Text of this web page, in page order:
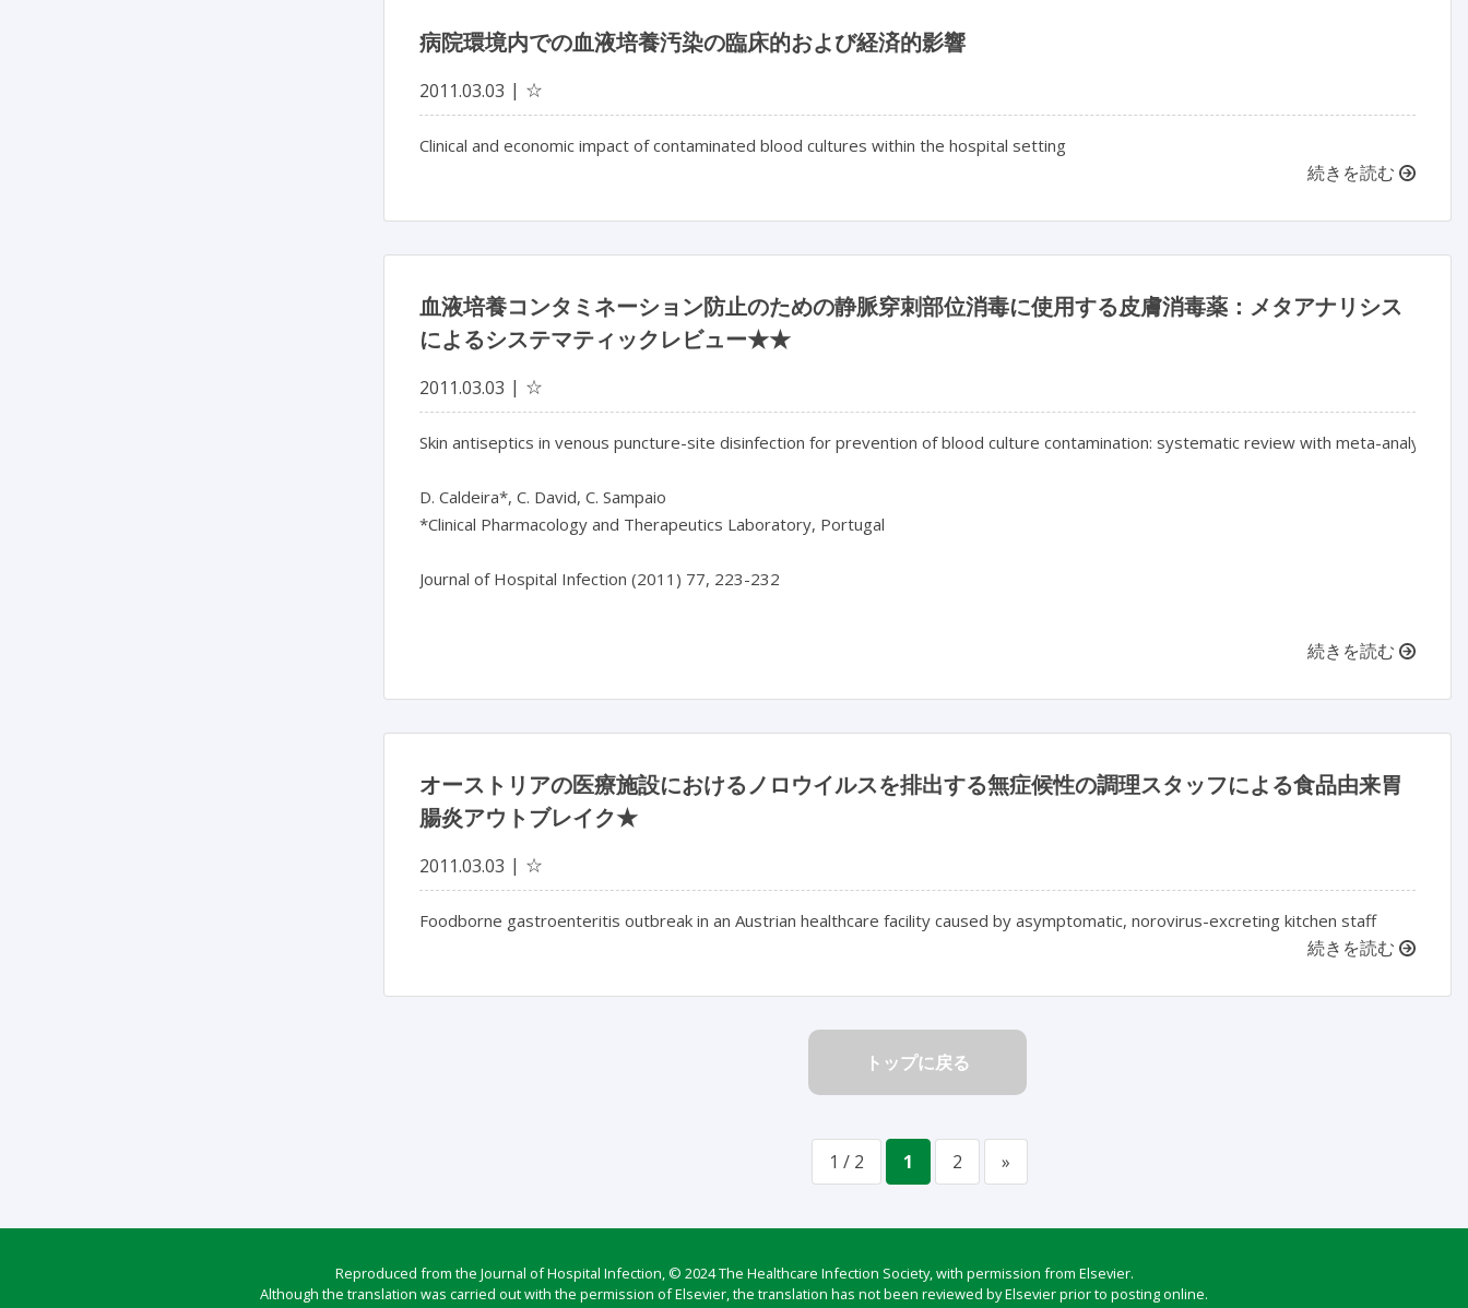
病院環境内での血液培養汚染の臨床的および経済的影響
2011.03.03 ☆
Clinical and economic impact of contaminated blood cultures within the hospital setting
続きを読む
血液培養コンタミネーション防止のための静脈穿刺部位消毒に使用する皮膚消毒薬：メタアナリシス
によるシステマティックレビュー★★
2011.03.03 ☆
Skin antiseptics in venous puncture-site disinfection for prevention of blood culture contamination: systematic review with meta-analysis
D. Caldeira*, C. David, C. Sampaio
*Clinical Pharmacology and Therapeutics Laboratory, Portugal
Journal of Hospital Infection (2011) 77, 223-232
続きを読む
オーストリアの医療施設におけるノロウイルスを排出する無症候性の調理スタッフによる食品由来胃
腸炎アウトブレイク★
2011.03.03 ☆
Foodborne gastroenteritis outbreak in an Austrian healthcare facility caused by asymptomatic, norovirus-excreting kitchen staff
続きを読む
トップに戻る
1 / 2 1 2 »
Reproduced from the Journal of Hospital Infection, © 2024 The Healthcare Infection Society, with permission from Elsevier.
Although the translation was carried out with the permission of Elsevier, the translation has not been reviewed by Elsevier prior to posting online.